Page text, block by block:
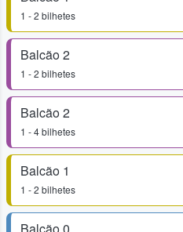
1 - 2 bilhetes
Balcão 2
1 - 2 bilhetes
Balcão 2
1 - 4 bilhetes
Balcão 1
1 - 2 bilhetes